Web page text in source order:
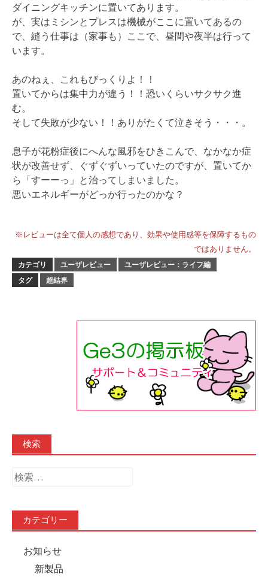
ダイニングキッチンに置いてあります。
が、実はミシンとプレスは機械がここに置いてあるの
で、縫う仕事は（家事も）ここで、昼間や夜半は行って
います。
あのねぇ、これもびっくりよ！！
置いてからは集中力が違う！！恐いくらいサクサク進
む。
そして失敗が少ない！！ありがたくて泣きそう・・・。
息子が花粉症後にへんな風邪をひきこんで、なかなか症
状が改善せず、ぐずぐずいっていたのですが、置いてか
ら「すーーっ」と治ってしまいました。
悪いエネルギーがどっか行ったのかな？
※レビューは全て個人の感想であり、効果や使用感等を保障するもの
ではありません。
カテゴリ ユーザレビュー
ユーザレビュー：ライフ編
タグ
超結界
検索
検
カテゴリー
お知らせ
新製品